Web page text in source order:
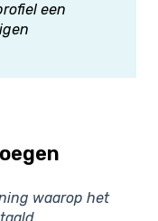
een
waarop het